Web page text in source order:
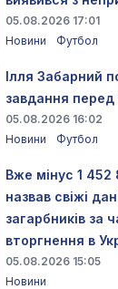
05.08.2026 17:01
Новини
Футбол
Ілля Забарний
завдання
05.08.2026 16:02
Новини
Футбол
Вже мінус 1
назвав свіжі
загарбників за
вторгнення в
05.08.2026 15:05
Новини